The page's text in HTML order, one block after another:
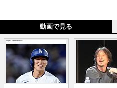
動画で見る